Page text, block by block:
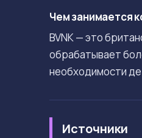
Чем занимается
BVNK — это
обрабатывает
необходимости
Источники